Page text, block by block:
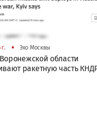
• Эхо Москвы
области
ракетную часть